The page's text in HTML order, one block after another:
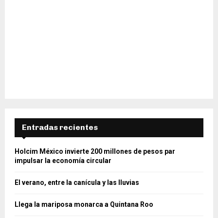
Entradas recientes
Holcim México invierte 200 millones de pesos par
impulsar la economía circular
El verano, entre la canícula y las lluvias
Llega la mariposa monarca a Quintana Roo